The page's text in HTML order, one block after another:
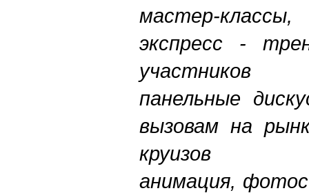
мастер-
экспресс -
участников
панельные
вызовам на
круизов
анимация,